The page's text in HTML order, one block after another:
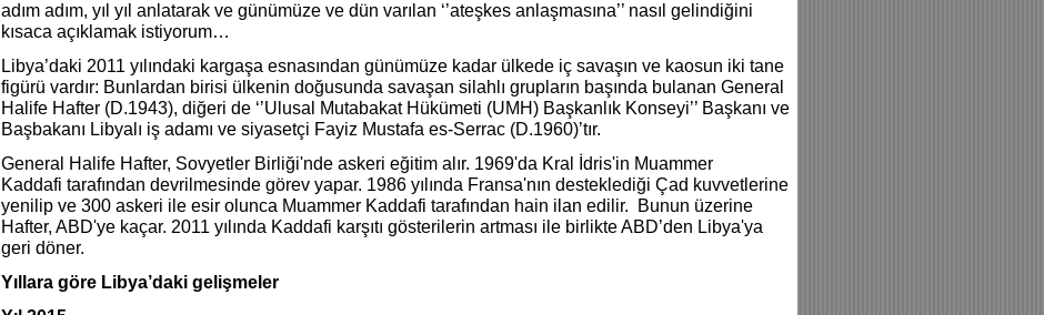
adım adım, yıl yıl anlatarak ve günümüze ve dün varılan ‘’ateşkes anlaşmasına’’ nasıl gelindiğini
kısaca açıklamak istiyorum…
Libya’daki 2011 yılındaki kargaşa esnasından günümüze kadar ülkede iç savaşın ve kaosun iki tane
figürü vardır: Bunlardan birisi ülkenin doğusunda savaşan silahlı grupların başında bulanan General
Halife Hafter (D.1943), diğeri de ‘’Ulusal Mutabakat Hükümeti (UMH) Başkanlık Konseyi’’ Başkanı ve
Başbakanı Libyalı iş adamı ve siyasetçi Fayiz Mustafa es-Serrac (D.1960)’tır.
General Halife Hafter, Sovyetler Birliği'nde askeri eğitim alır. 1969'da Kral İdris'in Muammer
Kaddafi tarafından devrilmesinde görev yapar. 1986 yılında Fransa'nın desteklediği Çad kuvvetlerine
yenilip ve 300 askeri ile esir olunca Muammer Kaddafi tarafından hain ilan edilir. Bunun üzerine
Hafter, ABD'ye kaçar. 2011 yılında Kaddafi karşıtı gösterilerin artması ile birlikte ABD’den Libya'ya
geri döner.
Yıllara göre Libya’daki gelişmeler